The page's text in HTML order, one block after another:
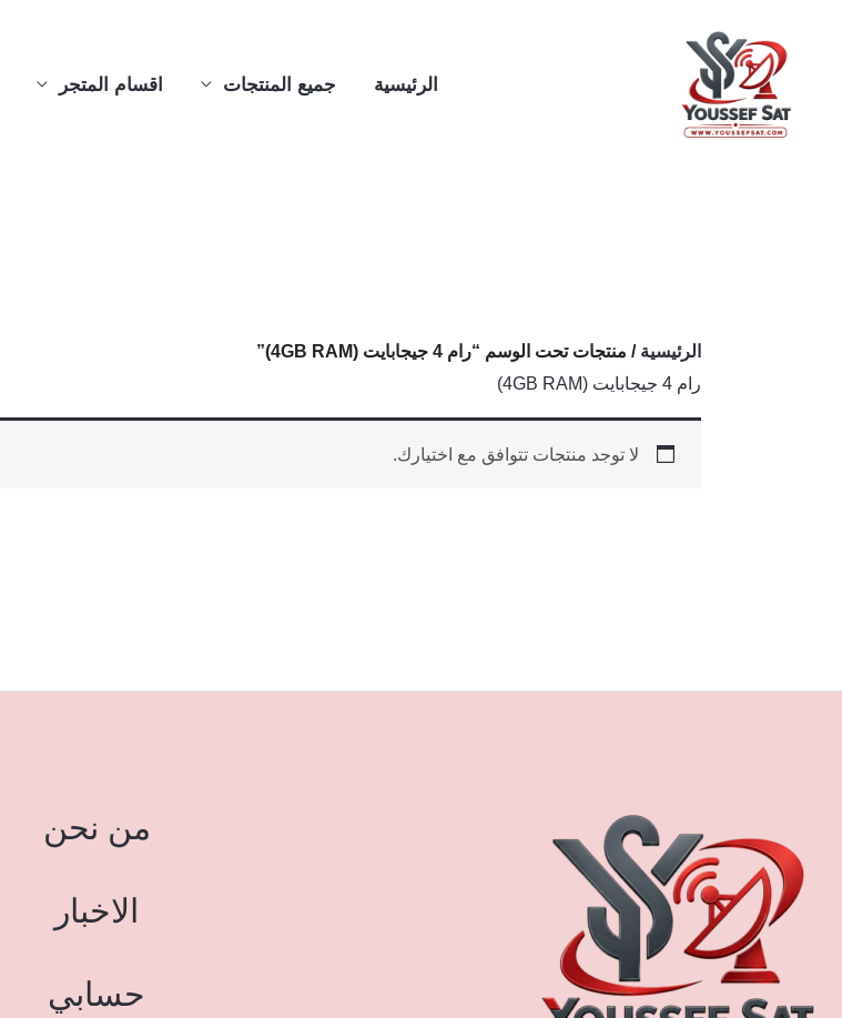
الرئيسية جميع المنتجات اقسام المتجر
الرئيسية / منتجات تحت الوسم “رام 4 جيجابايت (4GB RAM)”
رام 4 جيجابايت (4GB RAM)
لا توجد منتجات تتوافق مع اختيارك.
من نحن
الاخبار
حسابي